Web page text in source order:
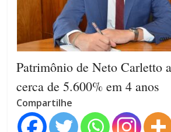
Patrimônio de Neto Carletto
cerca de 5.600% em 4 anos
Compartilhe